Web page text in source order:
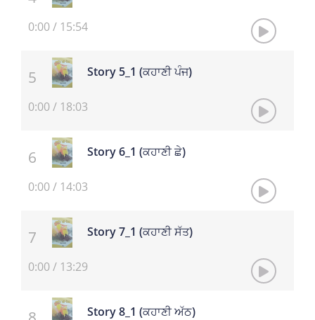
0:00/ 15:54
Story 5_1 (ਕਹਾਣੀ ਪੰਜ)
0:00/ 18:03
Story 6_1 (ਕਹਾਣੀ ਛੇ)
0:00/ 14:03
Story 7_1 (ਕਹਾਣੀ ਸੱਤ)
0:00/ 13:29
Story 8_1 (ਕਹਾਣੀ ਅੱਠ)